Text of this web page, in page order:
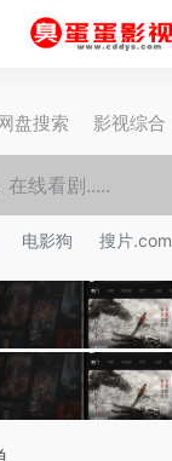
盘搜索 影视综合
电影狗 搜片.com